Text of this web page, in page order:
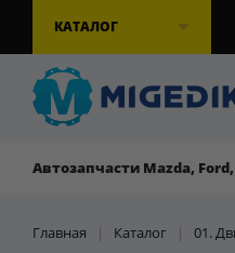
КАТАЛОГ
Автозапчасти Mazda,
Главная | Каталог | 01.